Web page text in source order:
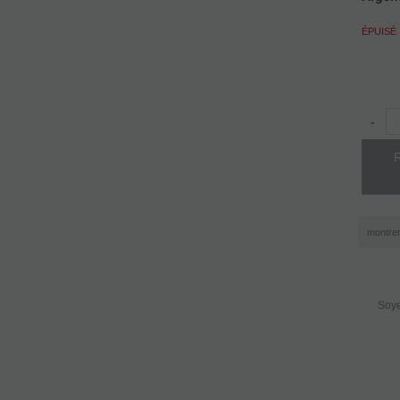
ÉPUISÉ
-
montrer